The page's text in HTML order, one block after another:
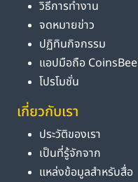
วิธีการทำงาน
จดหมายข่าว
ปฏิทินกิจกรรม
แอปมือถือ CoinsBee
โปรโมชั่น
เกี่ยวกับเรา
ประวัติของเรา
เป็นที่รู้จักจาก
แหล่งข้อมูลสำหรับสื่อ